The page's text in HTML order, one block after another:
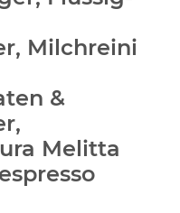
Milchreini
&
Melitta